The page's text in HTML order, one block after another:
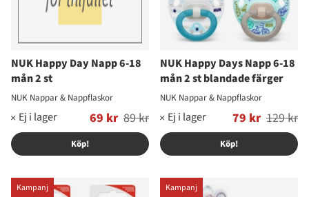
NUK Happy Day Napp 6-18
mån 2 st
NUK Nappar & Nappflaskor
69 kr
Ordinarie pris: 89 kr
Köp!
NUK Happy Days Napp 6-18
mån 2 st blandade färger
NUK Nappar & Nappflaskor
79 kr
Ordinarie pris: 129 kr
Köp!
Kampanj Kampanj